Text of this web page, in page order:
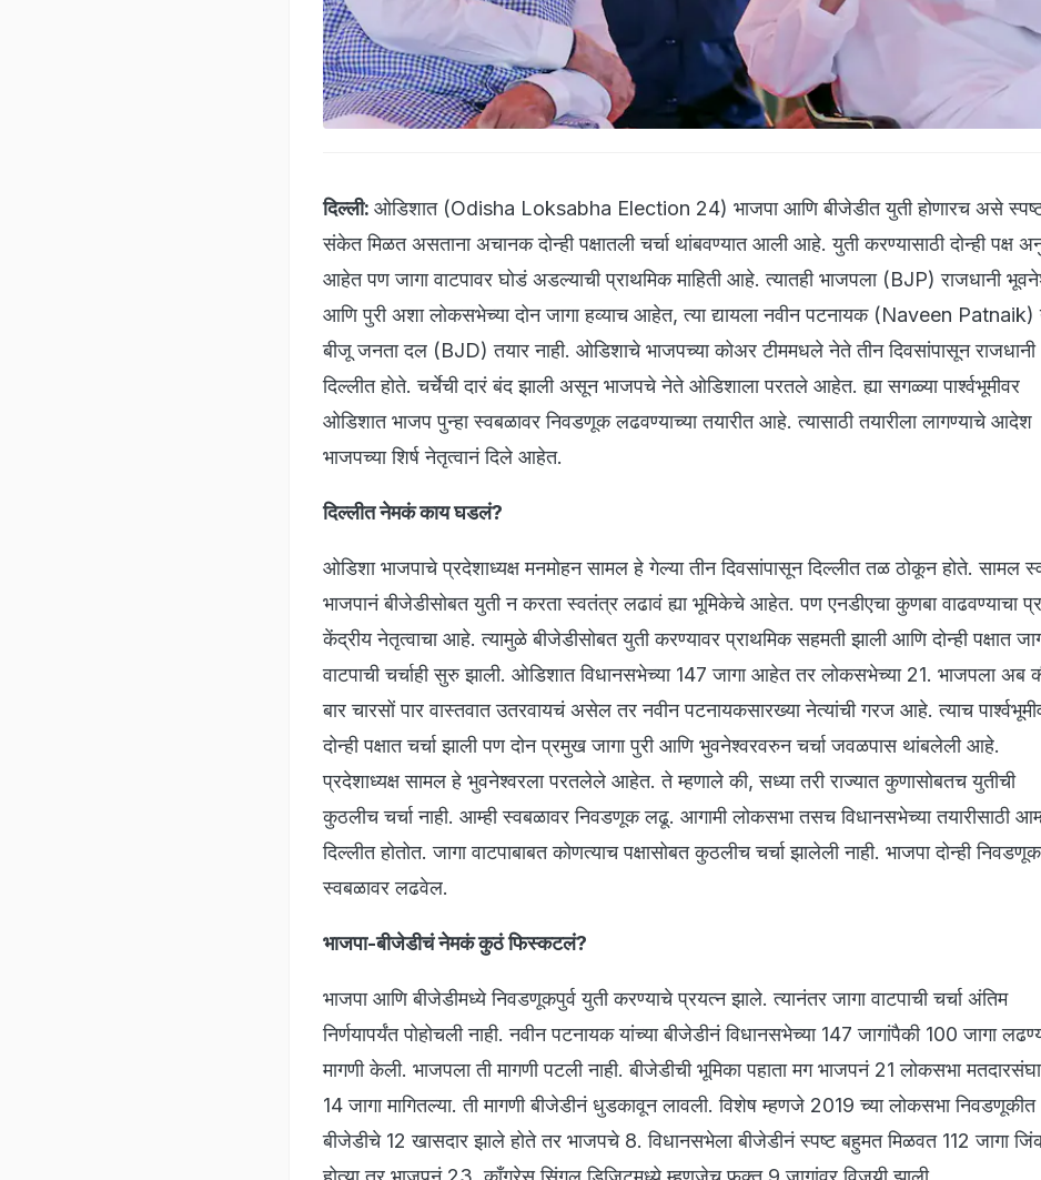
दिल्ली: ओडिशात (Odisha Loksabha Election 24) भाजपा आणि बीजेडीत युती होणारच असे
संकेत मिळत असताना अचानक दोन्ही पक्षातली चर्चा थांबवण्यात आली आहे. युती करण्यासाठी दोन्ही पक्ष
आहेत पण जागा वाटपावर घोडं अडल्याची प्राथमिक माहिती आहे. त्यातही भाजपला (BJP) राजधानी
आणि पुरी अशा लोकसभेच्या दोन जागा हव्याच आहेत, त्या द्यायला नवीन पटनायक (Naveen Patnaik)
बीजू जनता दल (BJD) तयार नाही. ओडिशाचे भाजपच्या कोअर टीममधले नेते तीन दिवसांपासून राजधानी
दिल्लीत होते. चर्चेची दारं बंद झाली असून भाजपचे नेते ओडिशाला परतले आहेत. ह्या सगळ्या पार्श्वभूमीवर
ओडिशात भाजप पुन्हा स्वबळावर निवडणूक लढवण्याच्या तयारीत आहे. त्यासाठी तयारीला लागण्याचे आदेश
भाजपच्या शिर्ष नेतृत्वानं दिले आहेत.
दिल्लीत नेमकं काय घडलं?
ओडिशा भाजपाचे प्रदेशाध्यक्ष मनमोहन सामल हे गेल्या तीन दिवसांपासून दिल्लीत तळ ठोकून होते. सामल
भाजपानं बीजेडीसोबत युती न करता स्वतंत्र लढावं ह्या भूमिकेचे आहेत. पण एनडीएचा कुणबा वाढवण्याचा
केंद्रीय नेतृत्वाचा आहे. त्यामुळे बीजेडीसोबत युती करण्यावर प्राथमिक सहमती झाली आणि दोन्ही पक्षात
वाटपाची चर्चाही सुरु झाली. ओडिशात विधानसभेच्या 147 जागा आहेत तर लोकसभेच्या 21. भाजपला अब
बार चारसों पार वास्तवात उतरवायचं असेल तर नवीन पटनायकसारख्या नेत्यांची गरज आहे. त्याच
दोन्ही पक्षात चर्चा झाली पण दोन प्रमुख जागा पुरी आणि भुवनेश्वरवरुन चर्चा जवळपास थांबलेली आहे.
प्रदेशाध्यक्ष सामल हे भुवनेश्वरला परतलेले आहेत. ते म्हणाले की, सध्या तरी राज्यात कुणासोबतच युतीची
कुठलीच चर्चा नाही. आम्ही स्वबळावर निवडणूक लढू. आगामी लोकसभा तसच विधानसभेच्या तयारीसाठी
दिल्लीत होतोत. जागा वाटपाबाबत कोणत्याच पक्षासोबत कुठलीच चर्चा झालेली नाही. भाजपा दोन्ही
स्वबळावर लढवेल.
भाजपा-बीजेडीचं नेमकं कुठं फिस्कटलं?
भाजपा आणि बीजेडीमध्ये निवडणूकपुर्व युती करण्याचे प्रयत्न झाले. त्यानंतर जागा वाटपाची चर्चा अंतिम
निर्णयापर्यंत पोहोचली नाही. नवीन पटनायक यांच्या बीजेडीनं विधानसभेच्या 147 जागांपैकी 100 जागा
मागणी केली. भाजपला ती मागणी पटली नाही. बीजेडीची भूमिका पहाता मग भाजपनं 21 लोकसभा
14 जागा मागितल्या. ती मागणी बीजेडीनं धुडकावून लावली. विशेष म्हणजे 2019 च्या लोकसभा निवडणूकीत
बीजेडीचे 12 खासदार झाले होते तर भाजपचे 8. विधानसभेला बीजेडीनं स्पष्ट बहुमत मिळवत 112 जागा